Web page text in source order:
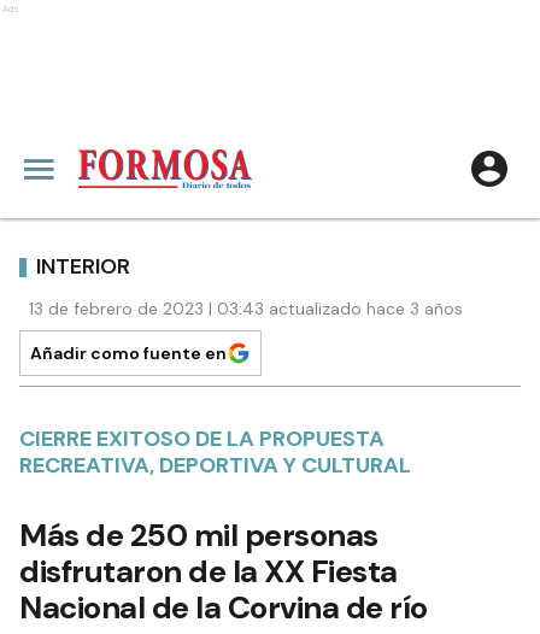
Ads
INTERIOR
13 de febrero de 2023 | 03:43 actualizado hace 3 años
Añadir como fuente en
CIERRE EXITOSO DE LA PROPUESTA
RECREATIVA, DEPORTIVA Y CULTURAL
Más de 250 mil personas
disfrutaron de la XX Fiesta
Nacional de la Corvina de río